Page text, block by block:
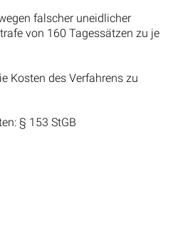
falscher uneidlicher
von 160 Tagessätzen zu je
Kosten des Verfahrens zu
§ 153 StGB